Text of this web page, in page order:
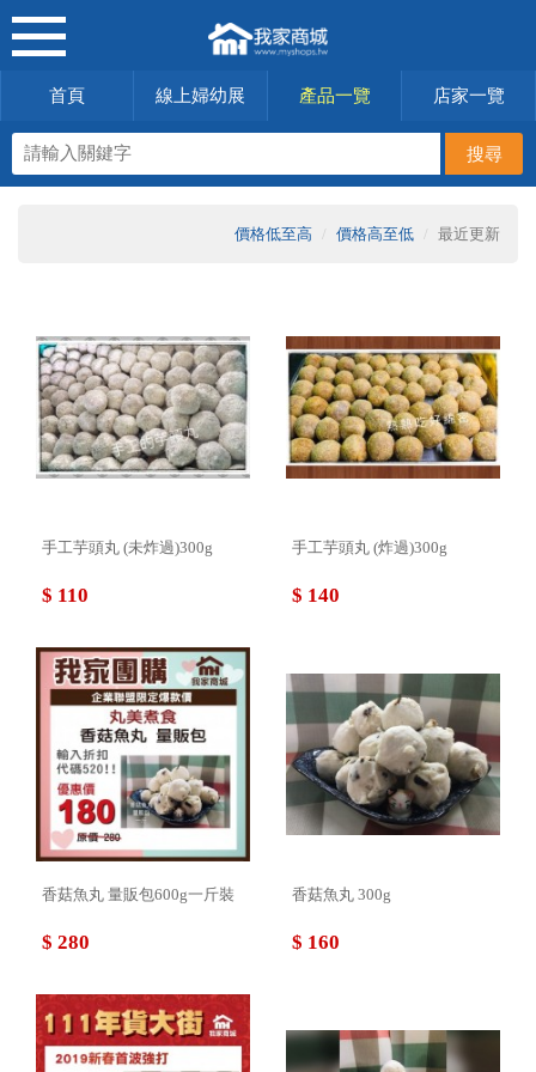
首頁 線上婦幼展 產品一覽 店家一覽
價格低至高 價格高至低 最近更新
手工芋頭丸 (未炸過)300g
$ 110
手工芋頭丸 (炸過)300g
$ 140
香菇魚丸 量販包600g一斤裝
$ 280
香菇魚丸 300g
$ 160